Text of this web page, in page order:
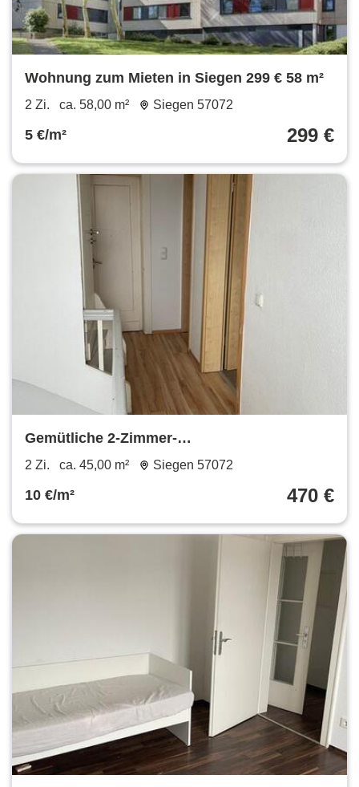
Wohnung zum Mieten in Siegen 299 € 58 m²
2 Zi. ca. 58,00 m² Siegen 57072
5 €/m² 299 €
Gemütliche 2-Zimmer-
Dachgeschosswohnung Siegen-Weidenau
2 Zi. ca. 45,00 m² Siegen 57072
10 €/m² 470 €